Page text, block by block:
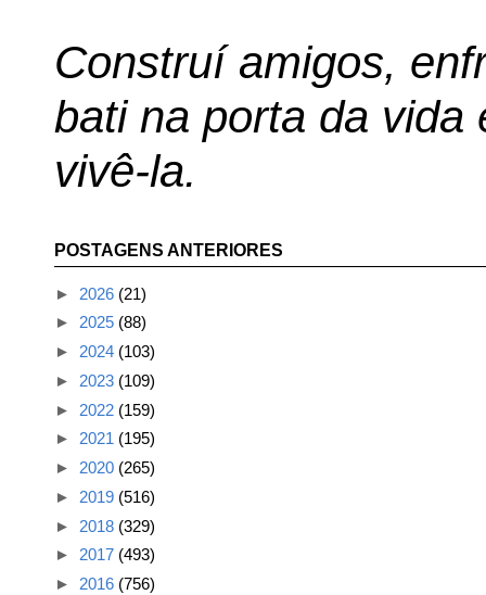
Construí amigos,
bati na porta da vida
vivê-la.
POSTAGENS ANTERIORES
► 2026 (21)
► 2025 (88)
► 2024 (103)
► 2023 (109)
► 2022 (159)
► 2021 (195)
► 2020 (265)
► 2019 (516)
► 2018 (329)
► 2017 (493)
► 2016 (756)